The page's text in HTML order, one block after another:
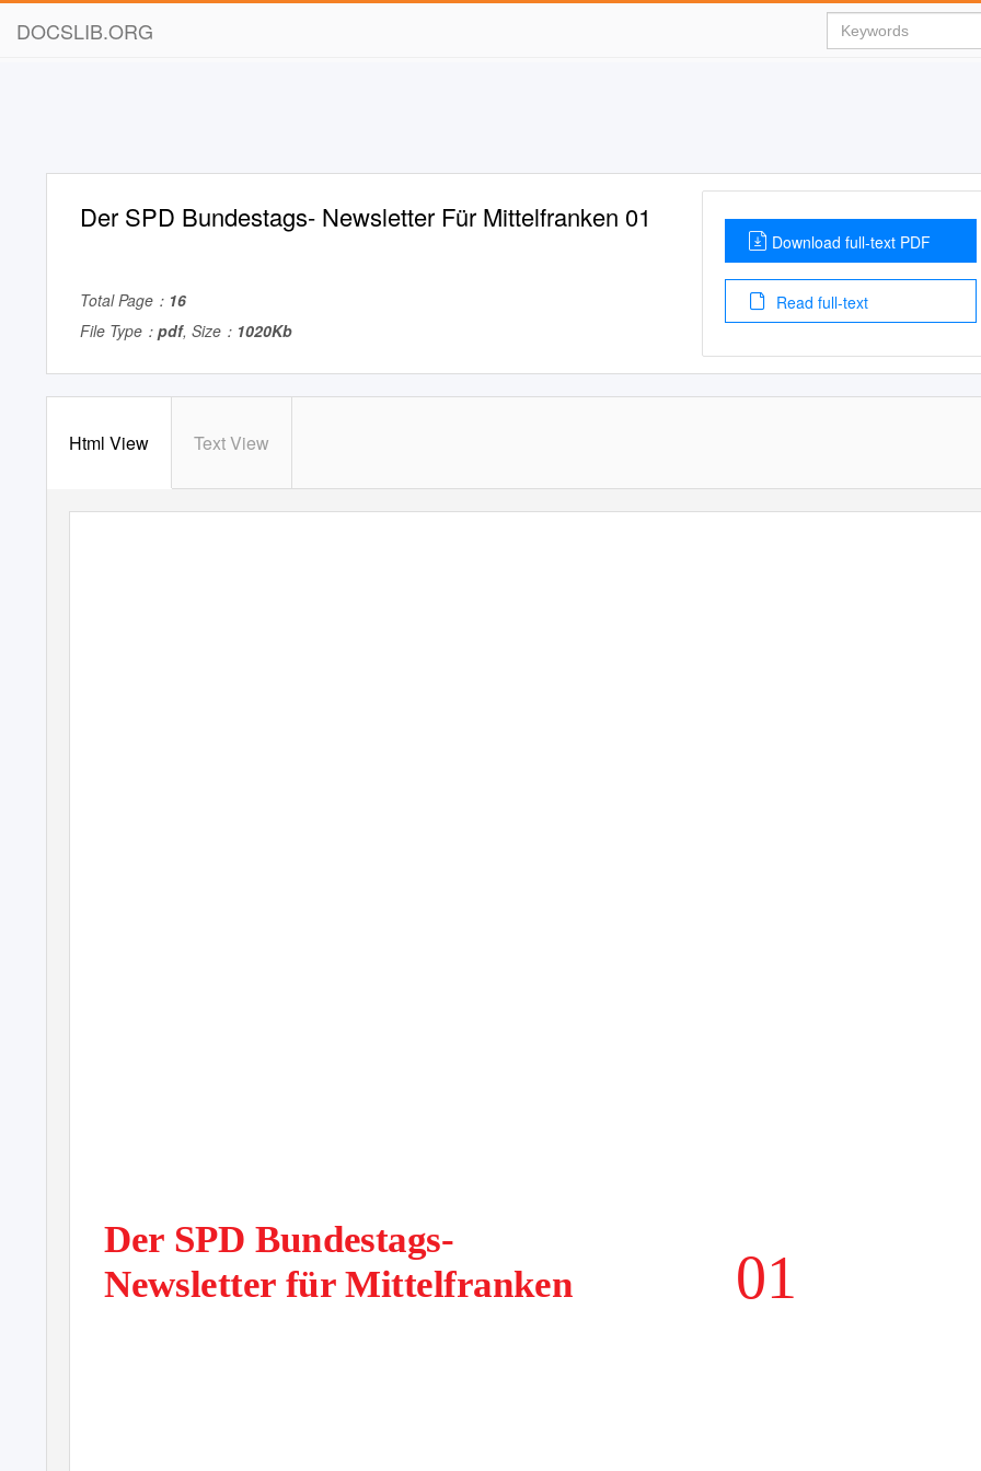
DOCSLIB.ORG
Der SPD Bundestags- Newsletter Für Mittelfranken 01
Total Page： 16
File Type： pdf, Size： 1020Kb
Download full-text PDF
Read full-text
Html View Text View
Der SPD Bundestags-
Newsletter für Mittelfranken
01